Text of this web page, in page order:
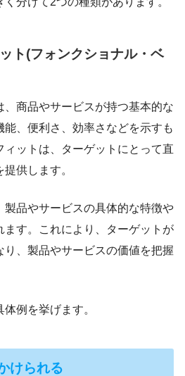
ト(フォンクショナル・ベ
商品やサービスが持つ基本的な
、便利さ、効率さなどを示すも
ットは、ターゲットにとって直
供します。
製品やサービスの具体的な特徴や
ます。これにより、ターゲットが
、製品やサービスの価値を把握
例を挙げます。
けられる